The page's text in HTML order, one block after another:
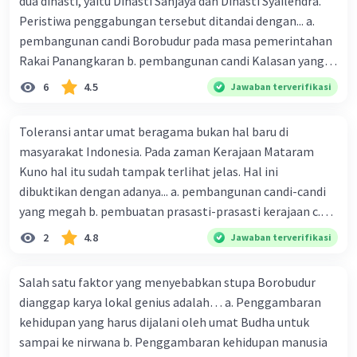
Peristiwa penggabungan tersebut ditandai dengan... a.
pembangunan candi Borobudur pada masa pemerintahan
Rakai Panangkaran b. pembangunan candi Kalasan yang
bercorak Buddha oleh Rakai Panangkaran c. pembentukan
tiga jabatan mahamantri pada masa Rakai Dyah Balitung
Timur e. pernikahan antara Rakai Pikatan dan
Pramodawardhani
6 4.5 Jawaban terverifikasi
Toleransi antar umat beragama bukan hal baru di
masyarakat Indonesia. Pada zaman Kerajaan Mataram
Kuno hal itu sudah tampak terlihat jelas. Hal ini
dibuktikan dengan adanya... a. pembangunan candi-candi
yang megah b. pembuatan prasasti-prasasti kerajaan c.
penyusunan daftar raja-raja Mataram d. kerja sama raja
2 4.8 Jawaban terverifikasi
Salah satu faktor yang menyebabkan stupa Borobudur
dianggap karya lokal genius adalah… a. Penggambaran
kehidupan yang harus dijalani oleh umat Budha untuk
sampai ke nirwana b. Penggambaran kehidupan manusia